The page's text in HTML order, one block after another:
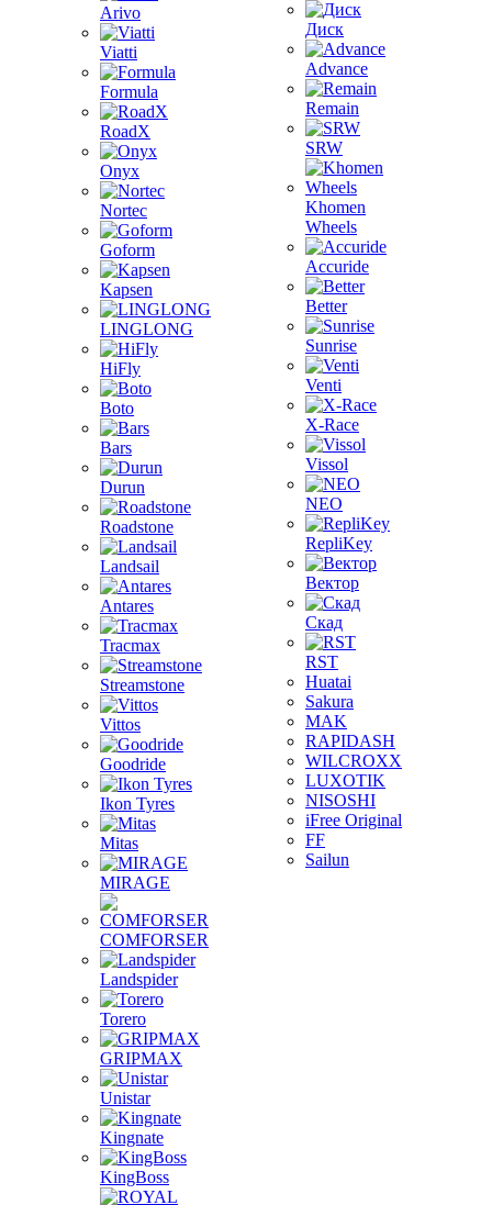
Arivo
Viatti
Formula
RoadX
Onyx
Nortec
Goform
Kapsen
LINGLONG
HiFly
Boto
Bars
Durun
Roadstone
Landsail
Antares
Tracmax
Streamstone
Vittos
Goodride
Ikon Tyres
Mitas
MIRAGE
COMFORSER
Landspider
Torero
GRIPMAX
Unistar
Kingnate
KingBoss
Диск
Advance
Remain
SRW
Khomen
Wheels
Accuride
Better
Sunrise
Venti
X-Race
Vissol
NEO
RepliKey
Вектор
Скад
RST
Huatai
Sakura
MAK
RAPIDASH
WILCROXX
LUXOTIK
NISOSHI
iFree Original
FF
Sailun